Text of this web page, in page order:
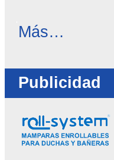
OC
Más…
Publicidad